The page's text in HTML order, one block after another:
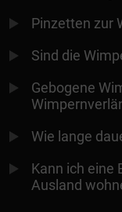
Pinzetten zur
Sind die
Gebogene
Wie lange
Kann ich eine
Ausland